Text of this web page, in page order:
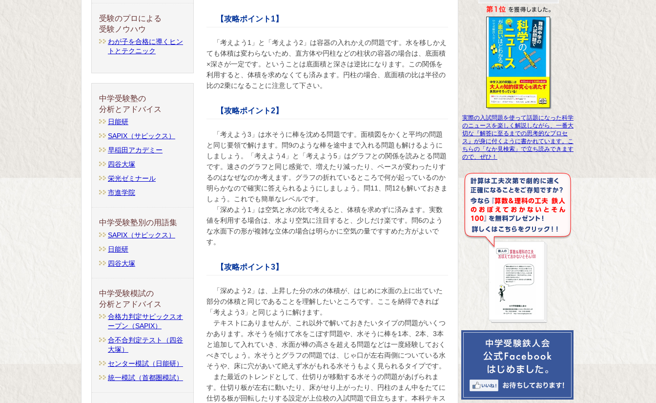
【攻略ポイント1】
「考えよう1」と「考えよう2」は容器の入れかえの問題です。水を移しかえ
ても体積は変わらないため、直方体や円柱などの柱状の容器の場合は、底面積
×深さが一定です。ということは底面積と深さは逆比になります。この関係を
利用すると、体積を求めなくても済みます。円柱の場合、底面積の比は半径の
比の2乗になることに注意して下さい。
【攻略ポイント2】
「考えよう3」は水そうに棒を沈める問題です。面積図をかくと平均の問題
と同じ要領で解けます。問9のような棒を途中まで入れる問題も解けるように
しましょう。「考えよう4」と「考えよう5」はグラフとの関係を読みとる問題
です。速さのグラフと同じ感覚で、増えたり減ったり、ペースが変わったりす
るのはなぜなのか考えます。グラフの折れているところで何が起っているのか
明らかなので確実に答えられるようにしましょう。問11、問12も解いておきま
しょう。これでも簡単なレベルです。
「深めよう1」は空気と水の比で考えると、体積を求めずに済みます。実数
値を利用する場合は、水より空気に注目すると、少しだけ楽です。問6のよう
な水面下の形が複雑な立体の場合は明らかに空気の量ですすめた方がよいで
す。
【攻略ポイント3】
「深めよう2」は、上昇した分の水の体積が、はじめに水面の上に出ていた
部分の体積と同じであることを理解したいところです。ここを納得できれば
「考えよう3」と同じように解けます。
テキストにありませんが、これ以外で解いておきたいタイプの問題がいくつ
かあります。水そうを傾けて水をこぼす問題や、水そうに棒を1本、2本、3本
と追加して入れていき、水面が棒の高さを超える問題などは一度経験しておく
べきでしょう。水そうとグラフの問題では、じゃ口が左右両側についている水
そうや、床に穴があいて絶えず水がもれる水そうもよく見られるタイプです。
また最近のトレンドとして、仕切りが移動する水そうの問題があげられま
す。仕切り板が左右に動いたり、床がせり上がったり、円柱のまん中をたてに
仕切る板が回転したりする設定が上位校の入試問題で目立ちます。本科テキス
受験のプロによる
受験ノウハウ
わが子を合格に導くヒン
トとテクニック
中学受験塾の
分析とアドバイス
日能研
SAPIX（サピックス）
早稲田アカデミー
四谷大塚
栄光ゼミナール
市進学院
中学受験塾別の用語集
SAPIX（サピックス）
日能研
四谷大塚
中学受験模試の
分析とアドバイス
合格力判定サピックスオ
ープン（SAPIX）
合不合判定テスト（四谷
大塚）
センター模試（日能研）
統一模試（首都圏模試）
実際の入試問題を使って話題になった科学
のニュースを楽しく解説しながら、一番大
切な『解答に至るまでの思考的なプロセ
ス』が身に付くように書かれています。こ
ちらの「なか見検索」で立ち読みできます
ので、ぜひ！